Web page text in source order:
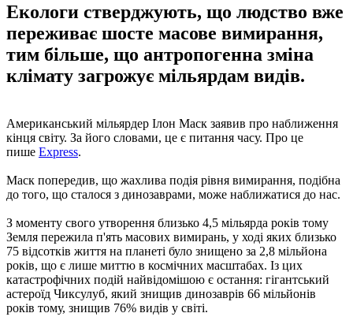
Екологи стверджують, що людство вже
переживає шосте масове вимирання,
тим більше, що антропогенна зміна
клімату загрожує мільярдам видів.
Американський мільярдер Ілон Маск заявив про наближення
кінця світу. За його словами, це є питання часу. Про це
пише Еxpress.
Маск попередив, що жахлива подія рівня вимирання, подібна
до того, що сталося з динозаврами, може наближатися до нас.
З моменту свого утворення близько 4,5 мільярда років тому
Земля пережила п'ять масових вимирань, у ході яких близько
75 відсотків життя на планеті було знищено за 2,8 мільйона
років, що є лише миттю в космічних масштабах. Із цих
катастрофічних подій найвідомішою є остання: гігантський
астероїд Чиксулуб, який знищив динозаврів 66 мільйонів
років тому, знищив 76% видів у світі.